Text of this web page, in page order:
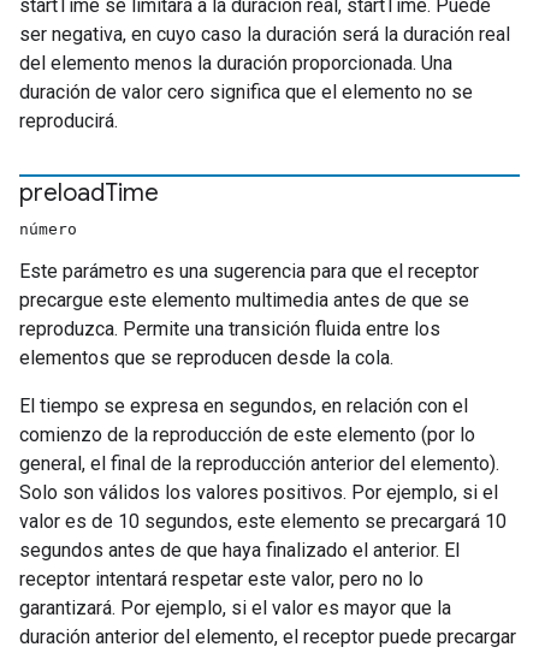
startTime se limitará a la duración real, startTime. Puede
ser negativa, en cuyo caso la duración será la duración real
del elemento menos la duración proporcionada. Una
duración de valor cero significa que el elemento no se
reproducirá.
preloadTime
número
Este parámetro es una sugerencia para que el receptor
precargue este elemento multimedia antes de que se
reproduzca. Permite una transición fluida entre los
elementos que se reproducen desde la cola.
El tiempo se expresa en segundos, en relación con el
comienzo de la reproducción de este elemento (por lo
general, el final de la reproducción anterior del elemento).
Solo son válidos los valores positivos. Por ejemplo, si el
valor es de 10 segundos, este elemento se precargará 10
segundos antes de que haya finalizado el anterior. El
receptor intentará respetar este valor, pero no lo
garantizará. Por ejemplo, si el valor es mayor que la
duración anterior del elemento, el receptor puede precargar